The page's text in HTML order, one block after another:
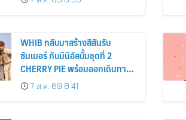
WHIB กลับมาสร้างสีสันรับ
ซัมเมอร์ กับมินิอัลบั้มชุดที่ 2
CHERRY PIE พร้อมออกเดินทาง
ค้นหาสีสันที่เป็นตัวตนที่เป็น
เอกลักษณ์ของตัวเอง
7 ส.ค. 69 8:41